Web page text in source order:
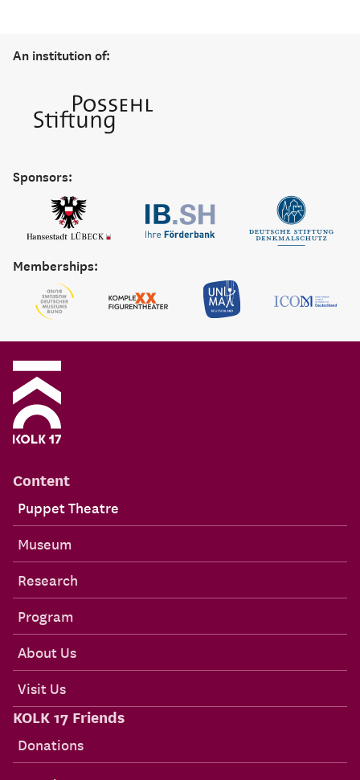
An institution of:
Sponsors:
Memberships:
Content
Puppet Theatre
Museum
Research
Program
About Us
Visit Us
KOLK 17 Friends
Donations